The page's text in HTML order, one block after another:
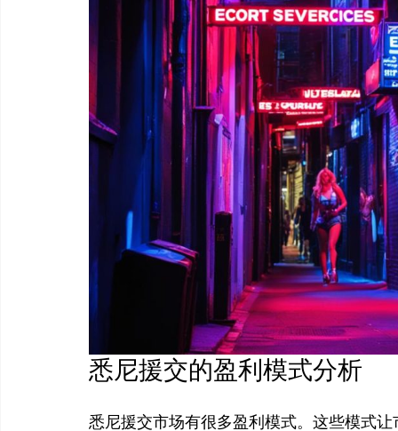
悉尼援交的盈利模式分析
悉尼援交市场有很多盈利模式。这些模式